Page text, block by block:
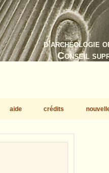
d’archéologie
Conseil
aide crédits